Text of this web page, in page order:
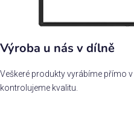
Výroba u nás v dílně
Veškeré produkty vyrábíme přímo
kontrolujeme kvalitu.